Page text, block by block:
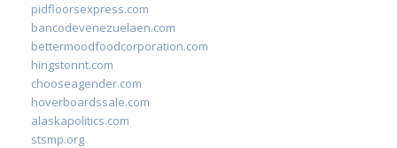
pidfloorsexpress.com
bancodevenezuelaen.com
bettermoodfoodcorporation.com
hingstonnt.com
chooseagender.com
hoverboardssale.com
alaskapolitics.com
stsmp.org